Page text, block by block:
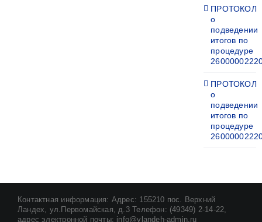
ПРОТОКОЛ
о
подведении
итогов по
процедуре
ПРОТОКОЛ
о
подведении
итогов по
процедуре
Контактная информация: Адрес: 155210 пос. Верхний
Ландех, ул.Первомайская, д.3 Телефон: (49349) 2-14-22,
адрес электронной почты: info@vlandeh-admin.ru